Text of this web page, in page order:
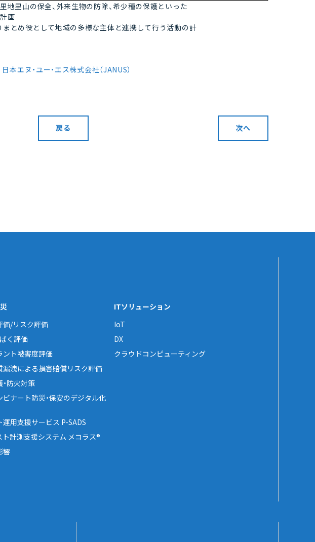
里山の保全、外来生物の防除、希少種の保護といった
画
とめ役として地域の多様な主体と連携して行う活動の計
エヌ・ユー・エス株式会社（JANUS）
戻る 次へ
価/リスク評価
く評価
ント被害度評価
漏洩による損害賠償リスク評価
防火対策
ビナート防災・保安のデジタル化
運用支援サービス P-SADS
ト計測支援システム メコラス®
響
ITソリューション
IoT
DX
クラウドコンピューティング